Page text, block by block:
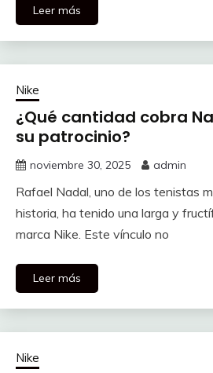
Leer más
Nike
¿Qué cantidad cobra
su patrocinio?
noviembre 30, 2025 admin
Rafael Nadal, uno de los tenistas
historia, ha tenido una larga y
marca Nike. Este vínculo no
Leer más
Nike